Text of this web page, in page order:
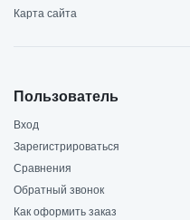
Карта сайта
Пользователь
Вход
Зарегистрироваться
Сравнения
Обратный звонок
Как оформить заказ